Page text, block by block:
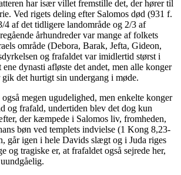
har især villet fremstille det, der hører til
Ved rigets deling efter Salomos død (931 f.
af det tidligere landområde og 2/3 af
århundreder var mange af folkets
område (Debora, Barak, Jefta, Gideon,
og frafaldet var imidlertid størst i
dynasti afløste det andet, men alle konger
det hurtigt sin undergang i møde.
megen ugudelighed, men enkelte konger
og frafald, undertiden blev det dog kun
der kæmpede i Salomos liv, fromheden,
bøn ved templets indvielse (1 Kong 8,23-
går igen i hele Davids slægt og i Juda riges
og tragiske er, at frafaldet også sejrede her,